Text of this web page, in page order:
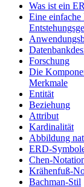
Was ist ein
Eine
Forschung
Die
Merkmale
Entität
Beziehung
Attribut
Kardinalität
Abbildung
ERD-
Chen-
Krähenfuß-
Bachman-Stil